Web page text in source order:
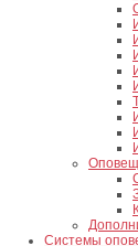
Системы